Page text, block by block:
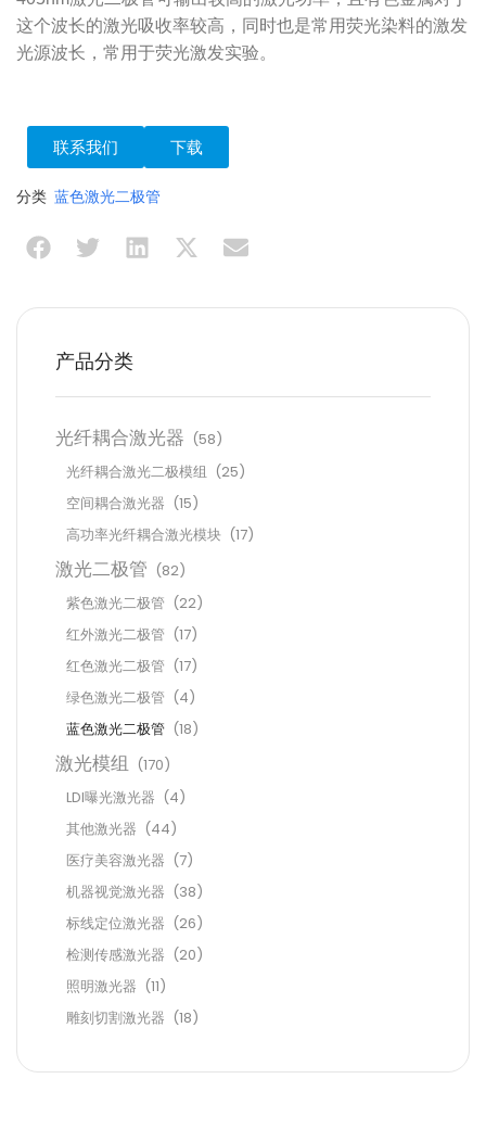
这个波长的激光吸收率较高，同时也是常用荧光染料的激发
光源波长，常用于荧光激发实验。
联系我们 下载
分类 蓝色激光二极管
产品分类
光纤耦合激光器 (58)
光纤耦合激光二极模组 (25)
空间耦合激光器 (15)
高功率光纤耦合激光模块 (17)
激光二极管 (82)
紫色激光二极管 (22)
红外激光二极管 (17)
红色激光二极管 (17)
绿色激光二极管 (4)
蓝色激光二极管 (18)
激光模组 (170)
LDI曝光激光器 (4)
其他激光器 (44)
医疗美容激光器 (7)
机器视觉激光器 (38)
标线定位激光器 (26)
检测传感激光器 (20)
照明激光器 (11)
雕刻切割激光器 (18)